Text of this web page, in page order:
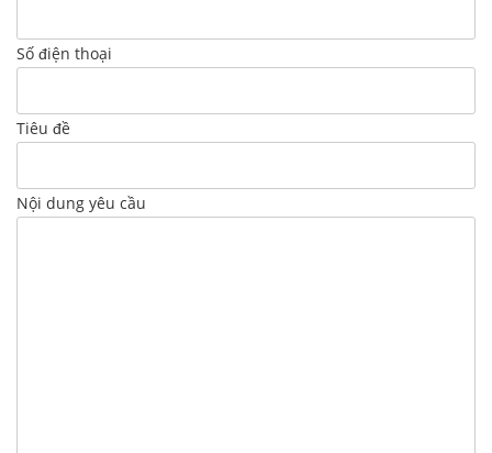
Số điện thoại
Tiêu đề
Nội dung yêu cầu